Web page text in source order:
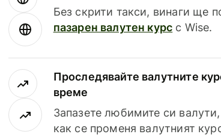
Без скрити такси, винаги ще
пазарен валутен курс с Wise.
Проследявайте валутните
време
Запазете любимите си
как се променя валутният